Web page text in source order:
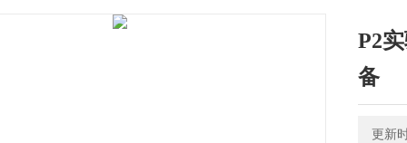
P2
备
更新